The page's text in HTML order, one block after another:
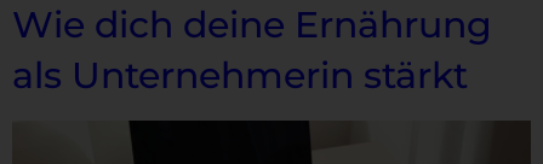
Wie dich deine Ernährung
als Unternehmerin stärkt